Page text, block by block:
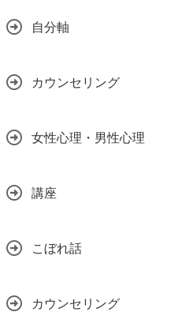
自分軸
カウンセリング
女性心理・男性心理
講座
こぼれ話
カウンセリング